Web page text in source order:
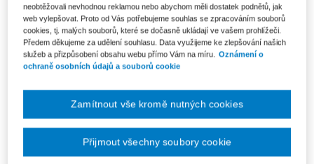
Online soudnictví v České
republice
Od 347 Kč
neobtěžovali nevhodnou reklamou nebo abychom měli dostatek podnětů, jak
web vylepšovat. Proto od Vás potřebujeme souhlas se zpracováním souborů
cookies, tj. malých souborů, které se dočasně ukládají ve vašem prohlížeči.
Předem děkujeme za udělení souhlasu. Data využijeme ke zlepšování našich
služeb a přizpůsobení obsahu webu přímo Vám na míru. Oznámení o
ochraně osobních údajů a souborů cookie
Zamítnout vše kromě nutných cookies
Přijmout všechny soubory cookie